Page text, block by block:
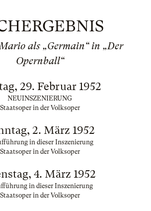
als „Germain“ in „Der
Opernball“
29. Februar 1952
NEUINSZENIERUNG
Staatsoper in der Volksoper
2. März 1952
in dieser Inszenierung
Staatsoper in der Volksoper
4. März 1952
in dieser Inszenierung
Staatsoper in der Volksoper